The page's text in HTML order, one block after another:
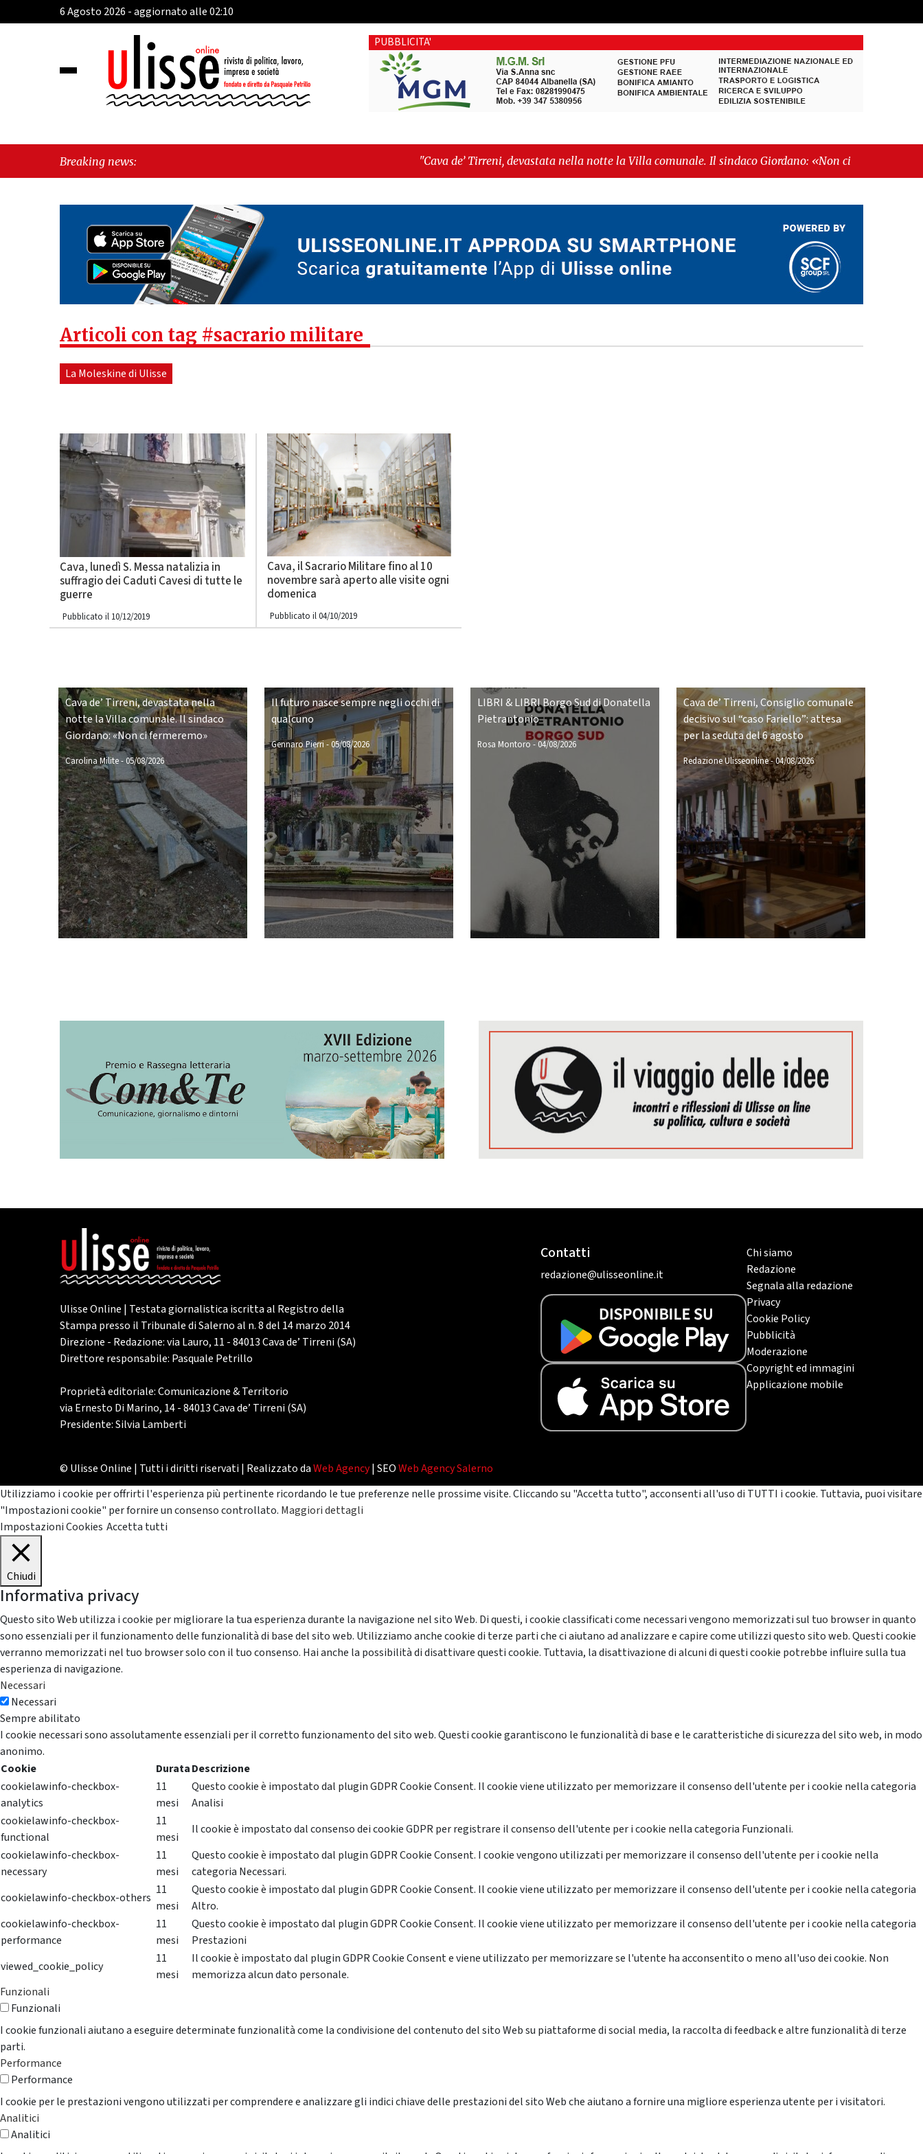
6 Agosto 2026 - aggiornato alle 02:10
PUBBLICITA'
Breaking news: "Cava de’ Tirreni, devastata nella notte la Villa comunale. Il sindaco Giordano: «Non ci fermeremo»" -
"Italia sospesa tra identità, fragilità sociali e pressioni economiche"
Articoli con tag #sacrario militare
La Moleskine di Ulisse
Cava, lunedì S. Messa natalizia in
suffragio dei Caduti Cavesi di tutte le
guerre
Pubblicato il 10/12/2019
Cava, il Sacrario Militare fino al 10
novembre sarà aperto alle visite ogni
domenica
Pubblicato il 04/10/2019
Cava de’ Tirreni, devastata nella
notte la Villa comunale. Il sindaco
Giordano: «Non ci fermeremo»
Carolina Milite- 05/08/2026
Il futuro nasce sempre negli occhi di
qualcuno
Gennaro Pierri -05/08/2026
LIBRI & LIBRI Borgo Sud di Donatella
Pietrantonio
Rosa Montoro-04/08/2026
Cava de’ Tirreni, Consiglio comunale
decisivo sul “caso Fariello”: attesa
per la seduta del 6 agosto
Redazione Ulisseonline-04/08/2026
Ulisse Online | Testata giornalistica iscritta al Registro della
Stampa presso il Tribunale di Salerno al n. 8 del 14 marzo 2014
Direzione - Redazione: via Lauro, 11 - 84013 Cava de’ Tirreni (SA)
Direttore responsabile: Pasquale Petrillo
Proprietà editoriale: Comunicazione & Territorio
via Ernesto Di Marino, 14 - 84013 Cava de’ Tirreni (SA)
Presidente: Silvia Lamberti
Contatti
redazione@ulisseonline.it
Chi siamo
Redazione
Segnala alla redazione
Privacy
Cookie Policy
Pubblicità
Moderazione
Copyright ed immagini
Applicazione mobile
© Ulisse Online | Tutti i diritti riservati | Realizzato daWeb Agency| SEOWeb Agency Salerno
Utilizziamo i cookie per offrirti l'esperienza più pertinente ricordando le tue preferenze nelle prossime visite. Cliccando su "Accetta tutto", acconsenti all'uso di TUTTI i cookie. Tuttavia, puoi visitare
"Impostazioni cookie" per fornire un consenso controllato. Maggiori dettagli
Impostazioni Cookies Accetta tutti
Chiudi
Informativa privacy
Questo sito Web utilizza i cookie per migliorare la tua esperienza durante la navigazione nel sito Web. Di questi, i cookie classificati come necessari vengono memorizzati sul tuo browser in quanto
sono essenziali per il funzionamento delle funzionalità di base del sito web. Utilizziamo anche cookie di terze parti che ci aiutano ad analizzare e capire come utilizzi questo sito web. Questi cookie
verranno memorizzati nel tuo browser solo con il tuo consenso. Hai anche la possibilità di disattivare questi cookie. Tuttavia, la disattivazione di alcuni di questi cookie potrebbe influire sulla tua
esperienza di navigazione.
Necessari
Necessari
Sempre abilitato
I cookie necessari sono assolutamente essenziali per il corretto funzionamento del sito web. Questi cookie garantiscono le funzionalità di base e le caratteristiche di sicurezza del sito web, in modo
anonimo.
Cookie
DurataDescrizione
cookielawinfo-checkbox-
analytics
11
mesi
Questo cookie è impostato dal plugin GDPR Cookie Consent. Il cookie viene utilizzato per memorizzare il consenso dell'utente per i cookie nella categoria
Analisi
cookielawinfo-checkbox-
functional
11
mesi
Il cookie è impostato dal consenso dei cookie GDPR per registrare il consenso dell'utente per i cookie nella categoria Funzionali.
cookielawinfo-checkbox-
necessary
11
mesi
Questo cookie è impostato dal plugin GDPR Cookie Consent. I cookie vengono utilizzati per memorizzare il consenso dell'utente per i cookie nella
categoria Necessari.
cookielawinfo-checkbox-others
11
mesi
Questo cookie è impostato dal plugin GDPR Cookie Consent. Il cookie viene utilizzato per memorizzare il consenso dell'utente per i cookie nella categoria
Altro.
cookielawinfo-checkbox-
performance
11
mesi
Questo cookie è impostato dal plugin GDPR Cookie Consent. Il cookie viene utilizzato per memorizzare il consenso dell'utente per i cookie nella categoria
Prestazioni
viewed_cookie_policy
11
mesi
Il cookie è impostato dal plugin GDPR Cookie Consent e viene utilizzato per memorizzare se l'utente ha acconsentito o meno all'uso dei cookie. Non
memorizza alcun dato personale.
Funzionali
Funzionali
I cookie funzionali aiutano a eseguire determinate funzionalità come la condivisione del contenuto del sito Web su piattaforme di social media, la raccolta di feedback e altre funzionalità di terze
parti.
Performance
Performance
I cookie per le prestazioni vengono utilizzati per comprendere e analizzare gli indici chiave delle prestazioni del sito Web che aiutano a fornire una migliore esperienza utente per i visitatori.
Analitici
Analitici